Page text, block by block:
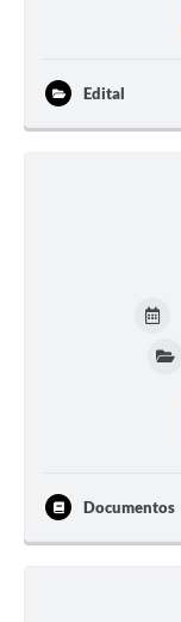
Edital
Documentos